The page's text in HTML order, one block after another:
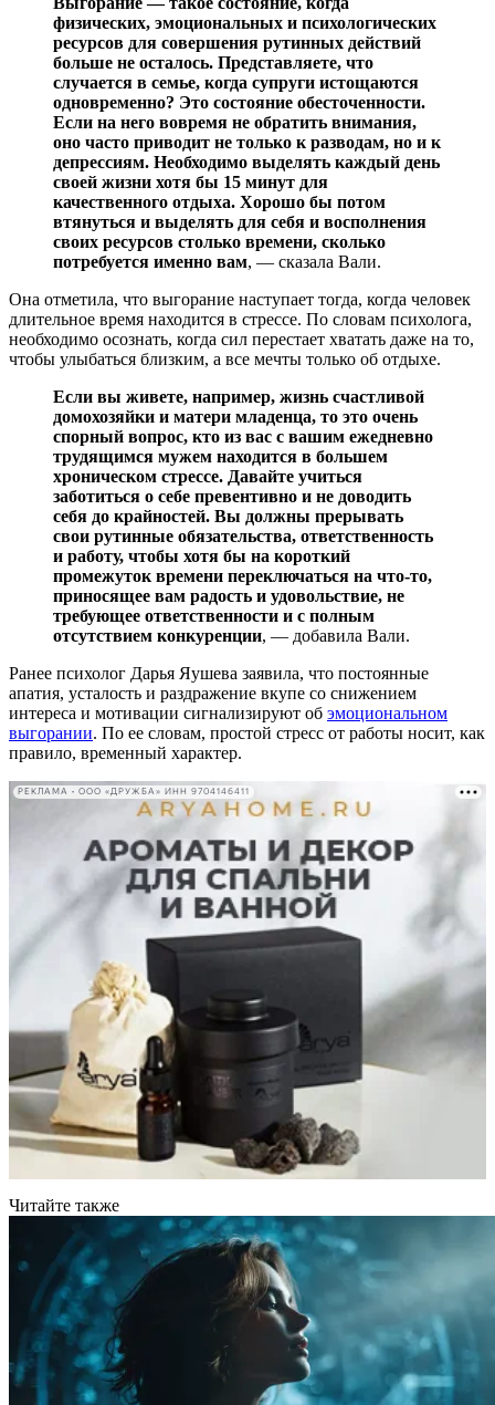
физических, эмоциональных и психологических
ресурсов для совершения рутинных действий
больше не осталось. Представляете, что
случается в семье, когда супруги истощаются
одновременно? Это состояние обесточенности.
Если на него вовремя не обратить внимания,
оно часто приводит не только к разводам, но и к
депрессиям. Необходимо выделять каждый день
своей жизни хотя бы 15 минут для
качественного отдыха. Хорошо бы потом
втянуться и выделять для себя и восполнения
своих ресурсов столько времени, сколько
потребуется именно вам, — сказала Вали.
Она отметила, что выгорание наступает тогда, когда человек
длительное время находится в стрессе. По словам психолога,
необходимо осознать, когда сил перестает хватать даже на то,
чтобы улыбаться близким, а все мечты только об отдыхе.
Если вы живете, например, жизнь счастливой
домохозяйки и матери младенца, то это очень
спорный вопрос, кто из вас с вашим ежедневно
трудящимся мужем находится в большем
хроническом стрессе. Давайте учиться
заботиться о себе превентивно и не доводить
себя до крайностей. Вы должны прерывать
свои рутинные обязательства, ответственность
и работу, чтобы хотя бы на короткий
промежуток времени переключаться на что-то,
приносящее вам радость и удовольствие, не
требующее ответственности и с полным
отсутствием конкуренции, — добавила Вали.
Ранее психолог Дарья Яушева заявила, что постоянные
апатия, усталость и раздражение вкупе со снижением
интереса и мотивации сигнализируют об эмоциональном
выгорании. По ее словам, простой стресс от работы носит, как
правило, временный характер.
РЕКЛАМА • ООО «ДРУЖБА» ИНН 9704146411
Читайте также